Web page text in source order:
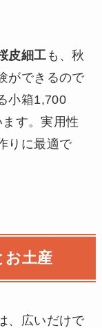
皮細工 も、秋
ができるので
小箱1,700
す。実用性
りに最適で
お土産
、広いだけで